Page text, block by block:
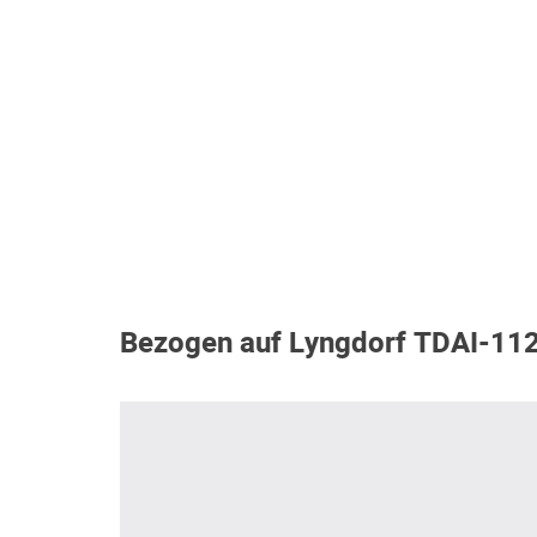
Bezogen auf Lyngdorf TDAI-